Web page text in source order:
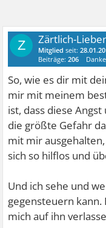
Z Zärtlich-
Mitglied seit:
Beiträge:206
So, wie es dir mit
mir mit meinem
ist, dass diese
die größte Gefahr
mit mir
sich so hilflos und
Und ich sehe und
gegensteuern kann.
mich auf ihn